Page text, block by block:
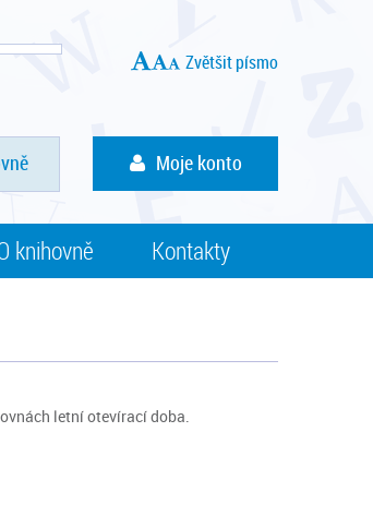
Zvětšit písmo
Moje konto
knihovně Kontakty
letní otevírací doba.